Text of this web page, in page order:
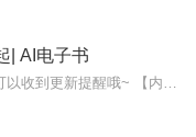
| AI电子书